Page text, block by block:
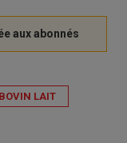
BOVIN LAIT